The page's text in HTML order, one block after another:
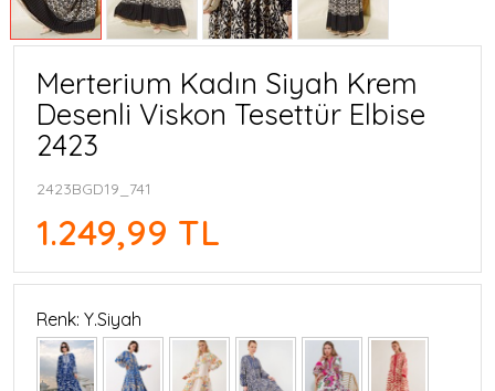
Merterium Kadın Siyah Krem
Desenli Viskon Tesettür Elbise
2423
2423BGD19_741
1.249,99 TL
Renk: Y.Siyah